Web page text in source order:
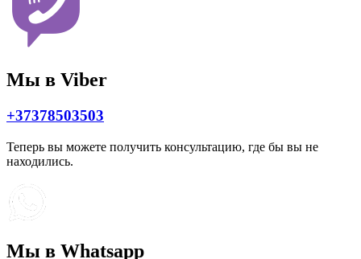
Мы в Viber
+37378503503
Теперь вы можете получить консультацию, где бы вы не
находились.
Мы в Whatsapp